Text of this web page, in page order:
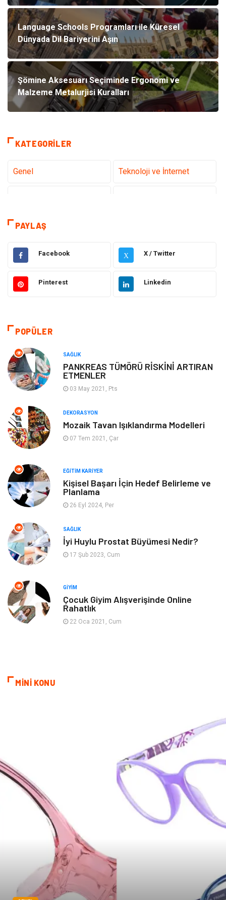
Language Schools Programları ile Küresel
Dünyada Dil Bariyerini Aşın
Şömine Aksesuarı Seçiminde Ergonomi ve
Malzeme Metalurjisi Kuralları
KATEGORILER
Genel Teknoloji ve İnternet
Dekorasyon
Hukuk Elektrik & Elektronik
Giyim Makine
Otomotiv
Keyif ve Hobi
Moda
Anne Çocuk
Aksesuar Genel Kültür
Spor Müzik
Ev işleri
Cam
Sigorta Spor Malzemeleri
Bebek Giyim
Kına Gecesi
PAYLAŞ
Facebook X X / Twitter
Pinterest Linkedin
POPÜLER
SAĞLIK
PANKREAS TÜMÖRÜ RİSKİNİ ARTIRAN
ETMENLER
03 May 2021, Pts
DEKORASYON
Mozaik Tavan Işıklandırma Modelleri
07 Tem 2021, Çar
EĞITIM KARIYER
Kişisel Başarı İçin Hedef Belirleme ve
Planlama
26 Eyl 2024, Per
SAĞLIK
İyi Huylu Prostat Büyümesi Nedir?
17 Şub 2023, Cum
GIYIM
Çocuk Giyim Alışverişinde Online
Rahatlık
22 Oca 2021, Cum
MİNİ KONU